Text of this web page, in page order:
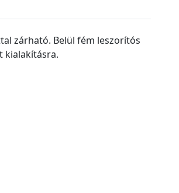
zárható. Belül fém leszorítós
kialakításra.